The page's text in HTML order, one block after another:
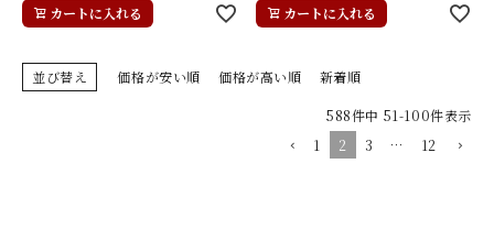
カートに入れる カートに入れる
並び替え 価格が安い順 価格が高い順 新着順
588件中 51-100件表示
1
2 3 … 12